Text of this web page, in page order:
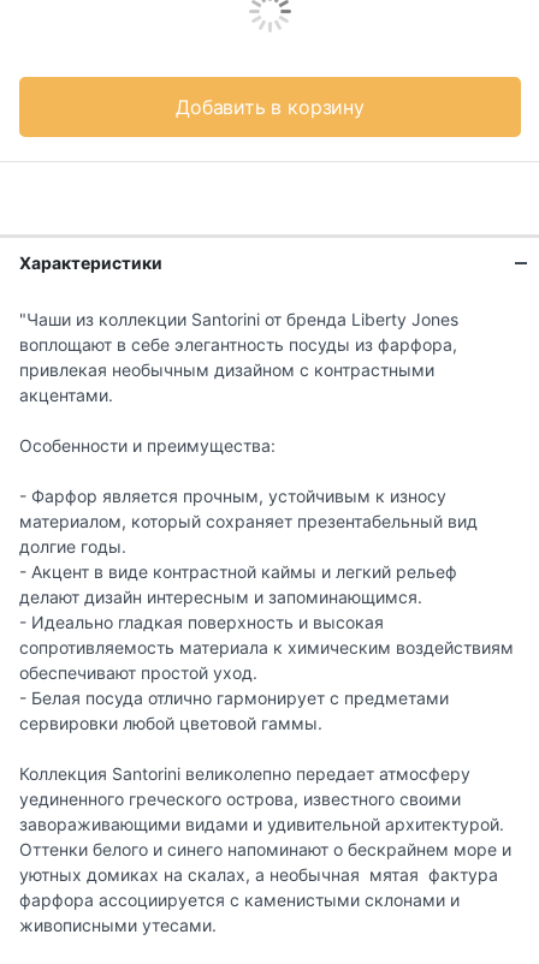
Добавить в корзину
Характеристики
"Чаши из коллекции Santorini от бренда Liberty Jones
воплощают в себе элегантность посуды из фарфора,
привлекая необычным дизайном с контрастными
акцентами.
Особенности и преимущества:
- Фарфор является прочным, устойчивым к износу
материалом, который сохраняет презентабельный вид
долгие годы.
- Акцент в виде контрастной каймы и легкий рельеф
делают дизайн интересным и запоминающимся.
- Идеально гладкая поверхность и высокая
сопротивляемость материала к химическим воздействиям
обеспечивают простой уход.
- Белая посуда отлично гармонирует с предметами
сервировки любой цветовой гаммы.
Коллекция Santorini великолепно передает атмосферу
уединенного греческого острова, известного своими
завораживающими видами и удивительной архитектурой.
Оттенки белого и синего напоминают о бескрайнем море и
уютных домиках на скалах, а необычная мятая фактура
фарфора ассоциируется с каменистыми склонами и
живописными утесами.